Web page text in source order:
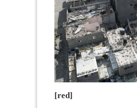
[red]